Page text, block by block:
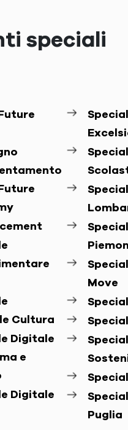
speciali
Cultura
Digitale
e
Digitale
Move
Puglia